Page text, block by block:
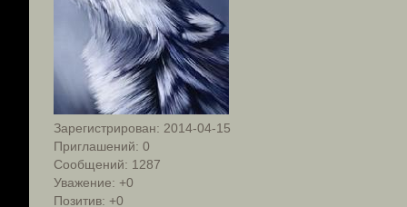
Зарегистрирован: 2014-04-15
Приглашений: 0
Сообщений: 1287
Уважение: +0
Позитив: +0